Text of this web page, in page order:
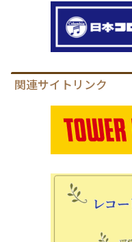
関連サイトリンク